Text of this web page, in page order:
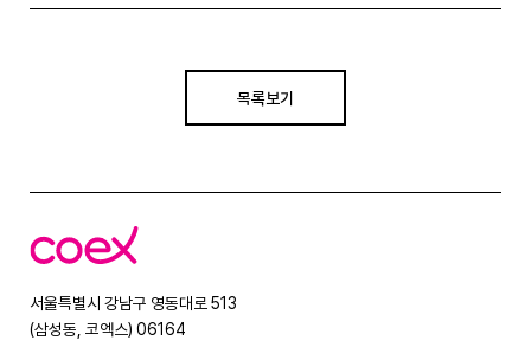
목록보기
코
엑
서울특별시 강남구 영동대로 513
(삼성동, 코엑스) 06164